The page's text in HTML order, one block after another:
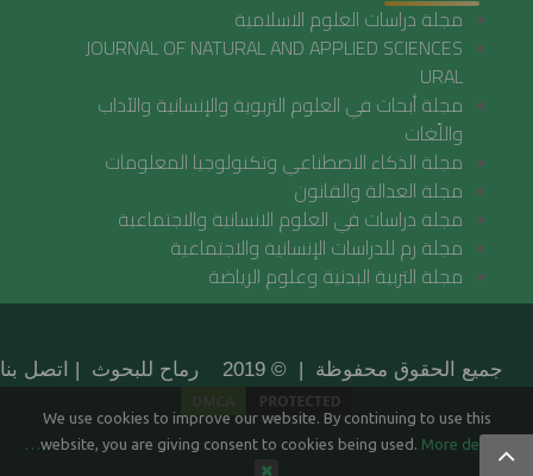
مجلة دراسات العلوم الاسلامية
JOURNAL OF NATURAL AND APPLIED SCIENCES
URAL
مجلة أبحاث في العلوم التربوية والإنسانية والآداب
واللّغات
مجلة الذكاء الاصطناعي وتكنولوجيا المعلومات
مجلة العدالة والقانون
مجلة دراسات في العلوم الانسانية والاجتماعية
مجلة رم للدراسات الإنسانية والاجتماعية
مجلة التربية البدنية وعلوم الرياضة
جميع الحقوق محفوظة | © 2019 رماح للبحوث | اتصل بنا
We use cookies to improve our website. By continuing to use this
website, you are giving consent to cookies being used. More details…